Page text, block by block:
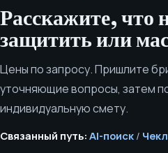
Расскажите, что
защитить или
Цены по запросу. Пришлите
уточняющие вопросы, затем
индивидуальную смету.
Связанный путь: AI-поиск /